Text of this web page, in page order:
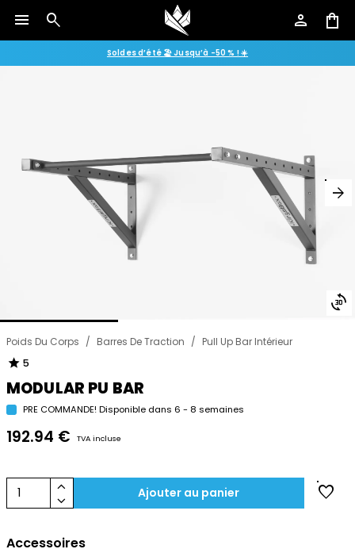
menu search person shopping_bag
Soldes d’été 🏖️ Jusqu’à -50 % ! ☀️
arrow_forward
3d_rotation
Poids Du Corps / Barres De Traction / Pull Up Bar Intérieur
star 5
MODULAR PU BAR
PRE COMMANDE! Disponible dans 6 - 8 semaines
192.94 € TVA incluse
1 keyboard_arrow_up
keyboard_arrow_down Ajouter au panier favorite
Accessoires